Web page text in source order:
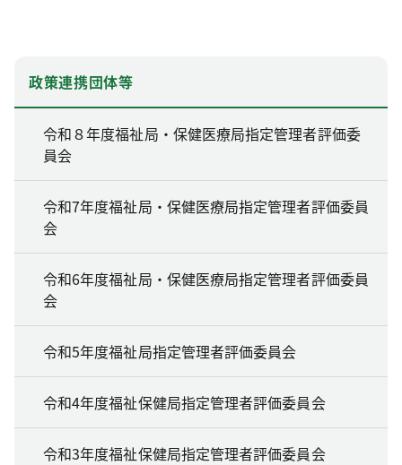
政策連携団体等
令和８年度福祉局・保健医療局指定管理者評価委
員会
令和7年度福祉局・保健医療局指定管理者評価委員
会
令和6年度福祉局・保健医療局指定管理者評価委員
会
令和5年度福祉局指定管理者評価委員会
令和4年度福祉保健局指定管理者評価委員会
令和3年度福祉保健局指定管理者評価委員会